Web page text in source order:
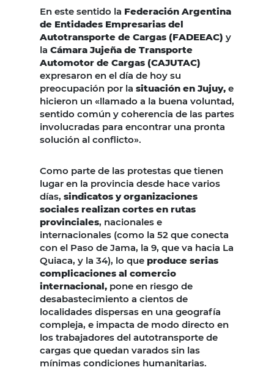
En este sentido la Federación Argentina
de Entidades Empresarias del
Autotransporte de Cargas (FADEEAC) y
la Cámara Jujeña de Transporte
Automotor de Cargas (CAJUTAC)
expresaron en el día de hoy su
preocupación por la situación en Jujuy, e
hicieron un «llamado a la buena voluntad,
sentido común y coherencia de las partes
involucradas para encontrar una pronta
solución al conflicto».
Como parte de las protestas que tienen
lugar en la provincia desde hace varios
días, sindicatos y organizaciones
sociales realizan cortes en rutas
provinciales, nacionales e
internacionales (como la 52 que conecta
con el Paso de Jama, la 9, que va hacia La
Quiaca, y la 34), lo que produce serias
complicaciones al comercio
internacional, pone en riesgo de
desabastecimiento a cientos de
localidades dispersas en una geografía
compleja, e impacta de modo directo en
los trabajadores del autotransporte de
cargas que quedan varados sin las
mínimas condiciones humanitarias.